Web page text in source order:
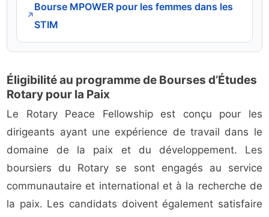
↗
Bourse MPOWER pour les femmes dans les
STIM
Éligibilité au programme de Bourses d’Études
Rotary pour la Paix
Le Rotary Peace Fellowship est conçu pour les
dirigeants ayant une expérience de travail dans le
domaine de la paix et du développement. Les
boursiers du Rotary se sont engagés au service
communautaire et international et à la recherche de
la paix. Les candidats doivent également satisfaire